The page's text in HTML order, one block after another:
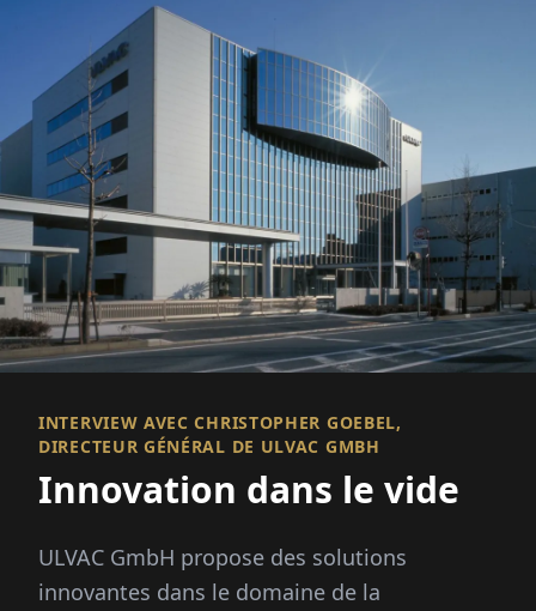
INTERVIEW AVEC CHRISTOPHER GOEBEL,
DIRECTEUR GÉNÉRAL DE ULVAC GMBH
Innovation dans le vide
ULVAC GmbH propose des solutions
innovantes dans le domaine de la